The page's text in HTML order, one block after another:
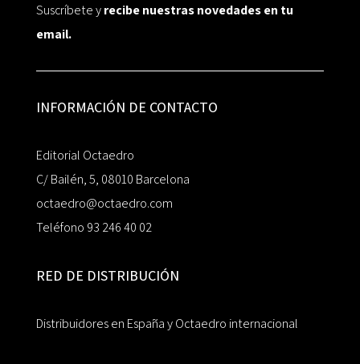
Suscríbete yrecibe nuestras novedades en tu
email.
INFORMACIÓN DE CONTACTO
Editorial Octaedro
C/ Bailén, 5, 08010 Barcelona
octaedro@octaedro.com
Teléfono 93 246 40 02
RED DE DISTRIBUCIÓN
Distribuidores en España y Octaedro internacional